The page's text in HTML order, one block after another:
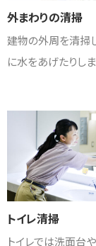
外まわりの清掃
建物の外周を清掃
に水をあげたりしま
トイレ清掃
トイレでは洗面台